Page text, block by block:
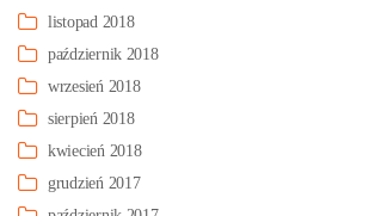
listopad 2018
październik 2018
wrzesień 2018
sierpień 2018
kwiecień 2018
grudzień 2017